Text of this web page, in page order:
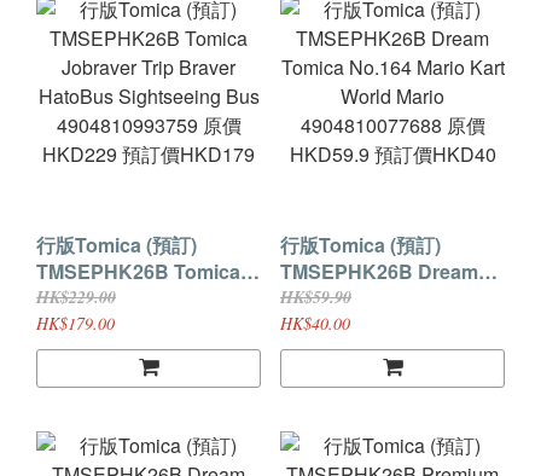
行版Tomica (預訂)
TMSEPHK26B Tomica
Jobraver Trip Braver
HatoBus Sightseeing
Bus 4904810993759 原
價HKD229 預訂價
HK$229.00
HK$179.00
行版Tomica (預訂)
TMSEPHK26B Dream
Tomica No.164 Mario
Kart World Mario
4904810077688 原價
HKD59.9 預訂價HKD40
HK$59.90
HK$40.00